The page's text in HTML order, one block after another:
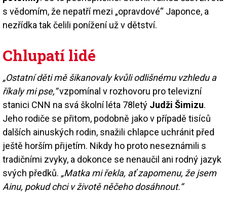
s vědomím, že nepatří mezi „opravdové“ Japonce, a
nezřídka tak čelili ponížení už v dětství.
Chlupatí lidé
„Ostatní děti mě šikanovaly kvůli odlišnému vzhledu a
říkaly mi pse,“vzpomínal v rozhovoru pro televizní
stanici CNN na svá školní léta 78letý Judži Šimizu.
Jeho rodiče se přitom, podobně jako v případě tisíců
dalších ainuských rodin, snažili chlapce uchránit před
ještě horším přijetím. Nikdy ho proto neseznámili s
tradičními zvyky, a dokonce se nenaučil ani rodný jazyk
svých předků. „Matka mi řekla, ať zapomenu, že jsem
Ainu, pokud chci v životě něčeho dosáhnout.“